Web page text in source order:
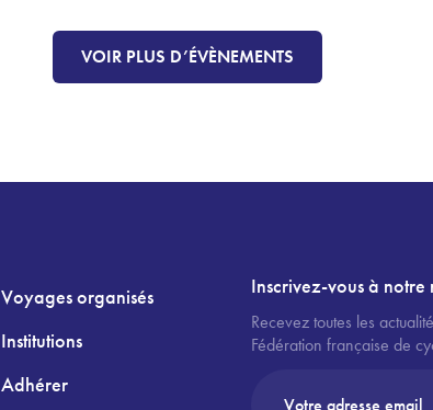
VOIR PLUS D’ÉVÈNEMENTS
Voyages organisés
Institutions
Adhérer
Inscrivez-vous à notre
Recevez toutes les
Fédération française de